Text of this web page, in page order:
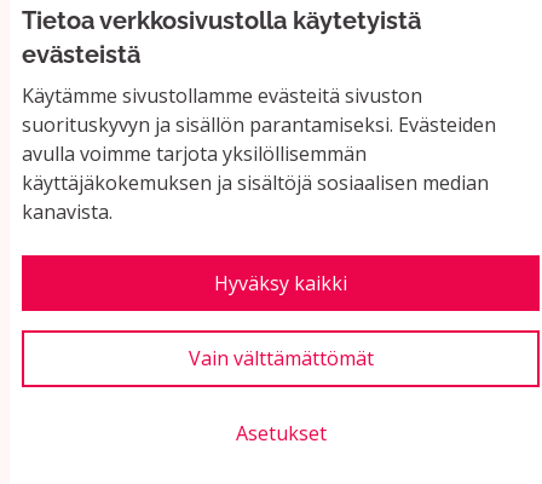
Tietoa verkkosivustolla käytetyistä
evästeistä
Käytämme sivustollamme evästeitä sivuston
suorituskyvyn ja sisällön parantamiseksi. Evästeiden
avulla voimme tarjota yksilöllisemmän
käyttäjäkokemuksen ja sisältöjä sosiaalisen median
kanavista.
Hyväksy kaikki
Vain välttämättömät
Asetukset
11101 Riihimäki
Vaihde: 019 758 4000
Sähköpostiosoitteet:
etunimi.sukunimi@riihimaki.fi
Yhteystiedot ja usein kysyttyä
Käyttöehdot
Evästeasetukset
Verkkosivusto luotuvapaan ohjelmiston